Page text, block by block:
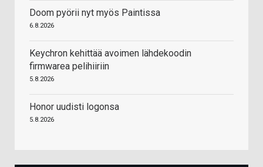
Doom pyörii nyt myös Paintissa
6.8.2026
Keychron kehittää avoimen lähdekoodin
firmwarea pelihiiriin
5.8.2026
Honor uudisti logonsa
5.8.2026